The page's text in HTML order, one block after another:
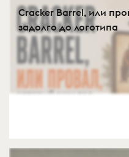
Cracker Barrel, или
задолго до логотипа